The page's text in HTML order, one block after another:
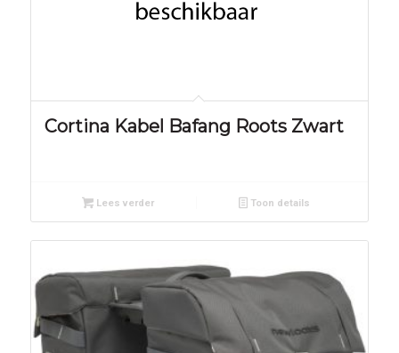
Cortina Kabel Bafang Roots Zwart
Lees verder Toon details